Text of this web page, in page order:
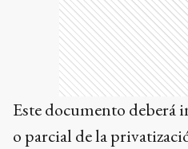
Este documento deberá
o parcial de la